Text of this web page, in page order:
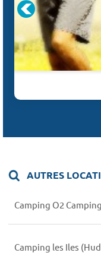
AUTRES
Camping O2
Camping les Iles